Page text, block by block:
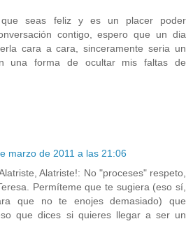
seas feliz y es un placer poder
contigo, espero que un dia
cara a cara, sinceramente seria un
una forma de ocultar mis faltas de
marzo de 2011 a las 21:06
Alatriste!: No "proceses" respeto,
Permíteme que te sugiera (eso sí,
que no te enojes demasiado) que
que dices si quieres llegar a ser un